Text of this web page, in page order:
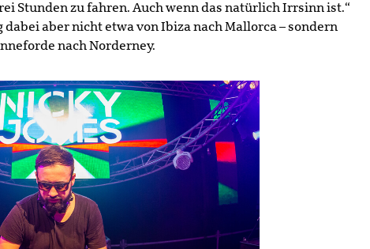
Stunden zu fahren. Auch wenn das natürlich Irrsinn ist.“
dabei aber nicht etwa von Ibiza nach Mallorca – sondern
nach Norderney.